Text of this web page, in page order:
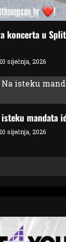
koncerta u
siječnja, 2026
mandata
siječnja, 2026